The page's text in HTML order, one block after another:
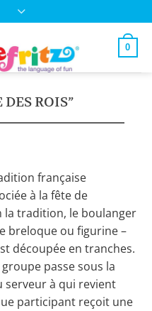
0
ROIS”
française
à la fête de
la tradition, le boulanger
breloque ou figurine –
découpée en tranches.
passe sous la
serveur à qui revient
participant reçoit une